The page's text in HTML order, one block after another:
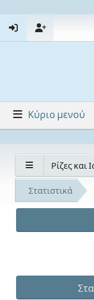
Κύριο μενού
Ρίζες και
Στατιστικά